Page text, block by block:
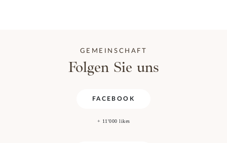
GEMEINSCHAFT
Folgen Sie uns
FACEBOOK
+ 11'000 likes